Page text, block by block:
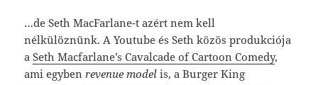
…de Seth MacFarlane-t azért nem kell
nélkülöznünk. A Youtube és Seth közös produkciója
aSeth Macfarlane’s Cavalcade of Cartoon Comedy,
ami egybenrevenue model is, a Burger King